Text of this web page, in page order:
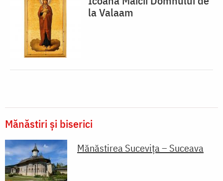
la Valaam
Mănăstiri și biserici
Mănăstirea Sucevița – Suceava